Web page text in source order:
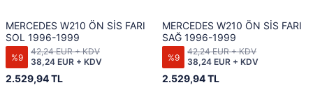
MERCEDES W210 ÖN SİS FARI
SOL 1996-1999
%9
2.529,94 TL
38,24 EUR + KDV
42,24 EUR + KDV
MERCEDES W210 ÖN SİS FARI
SAĞ 1996-1999
%9
2.529,94 TL
38,24 EUR + KDV
42,24 EUR + KDV